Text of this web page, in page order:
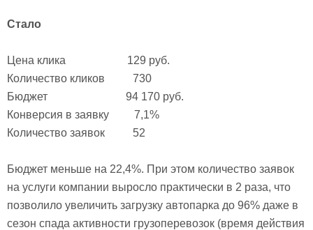
Стало
Цена клика 129 руб.
Количество кликов 730
Бюджет 94 170 руб.
Конверсия в заявку 7,1%
Количество заявок 52
Бюджет меньше на 22,4%. При этом количество заявок
на услуги компании выросло практически в 2 раза, что
позволило увеличить загрузку автопарка до 96% даже в
сезон спада активности грузоперевозок (время действия